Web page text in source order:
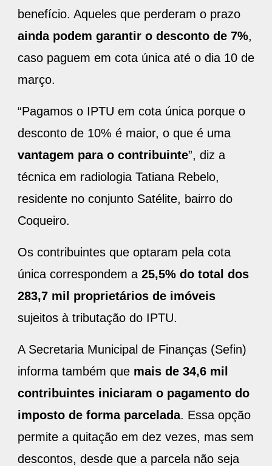
benefício. Aqueles que perderam o prazo
ainda podem garantir o desconto de 7%,
caso paguem em cota única até o dia 10 de
março.
“Pagamos o IPTU em cota única porque o
desconto de 10% é maior, o que é uma
vantagem para o contribuinte”, diz a
técnica em radiologia Tatiana Rebelo,
residente no conjunto Satélite, bairro do
Coqueiro.
Os contribuintes que optaram pela cota
única correspondem a 25,5% do total dos
283,7 mil proprietários de imóveis
sujeitos à tributação do IPTU.
A Secretaria Municipal de Finanças (Sefin)
informa também que mais de 34,6 mil
contribuintes iniciaram o pagamento do
imposto de forma parcelada. Essa opção
permite a quitação em dez vezes, mas sem
descontos, desde que a parcela não seja